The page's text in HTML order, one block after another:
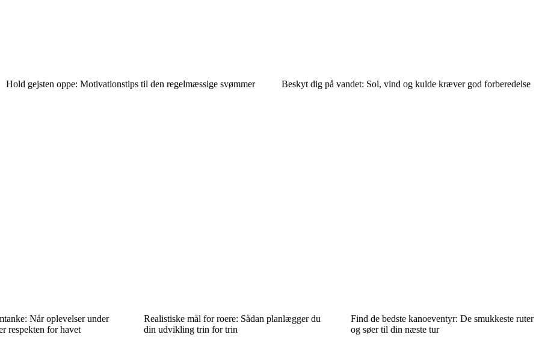
Hold gejsten oppe: Motivationstips til den regelmæssige svømmer Beskyt dig på vandet: Sol, vind og kulde kræver god forberedelse
Når oplevelser under
respekten for havet
Realistiske mål for roere: Sådan planlægger du
din udvikling trin for trin
Find de bedste kanoeventyr: De smukkeste ruter
og søer til din næste tur